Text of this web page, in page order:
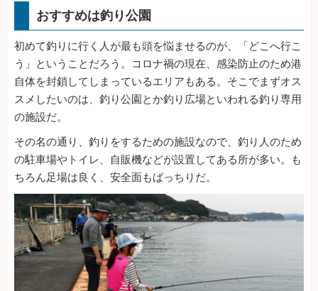
おすすめは釣り公園
初めて釣りに行く人が最も頭を悩ませるのが、「どこへ行こ
う」ということだろう。コロナ禍の現在、感染防止のため港
自体を封鎖してしまっているエリアもある。そこでまずオス
スメしたいのは、釣り公園とか釣り広場といわれる釣り専用
の施設だ。
その名の通り、釣りをするための施設なので、釣り人のため
の駐車場やトイレ、自販機などが設置してある所が多い。も
ちろん足場は良く、安全面もばっちりだ。